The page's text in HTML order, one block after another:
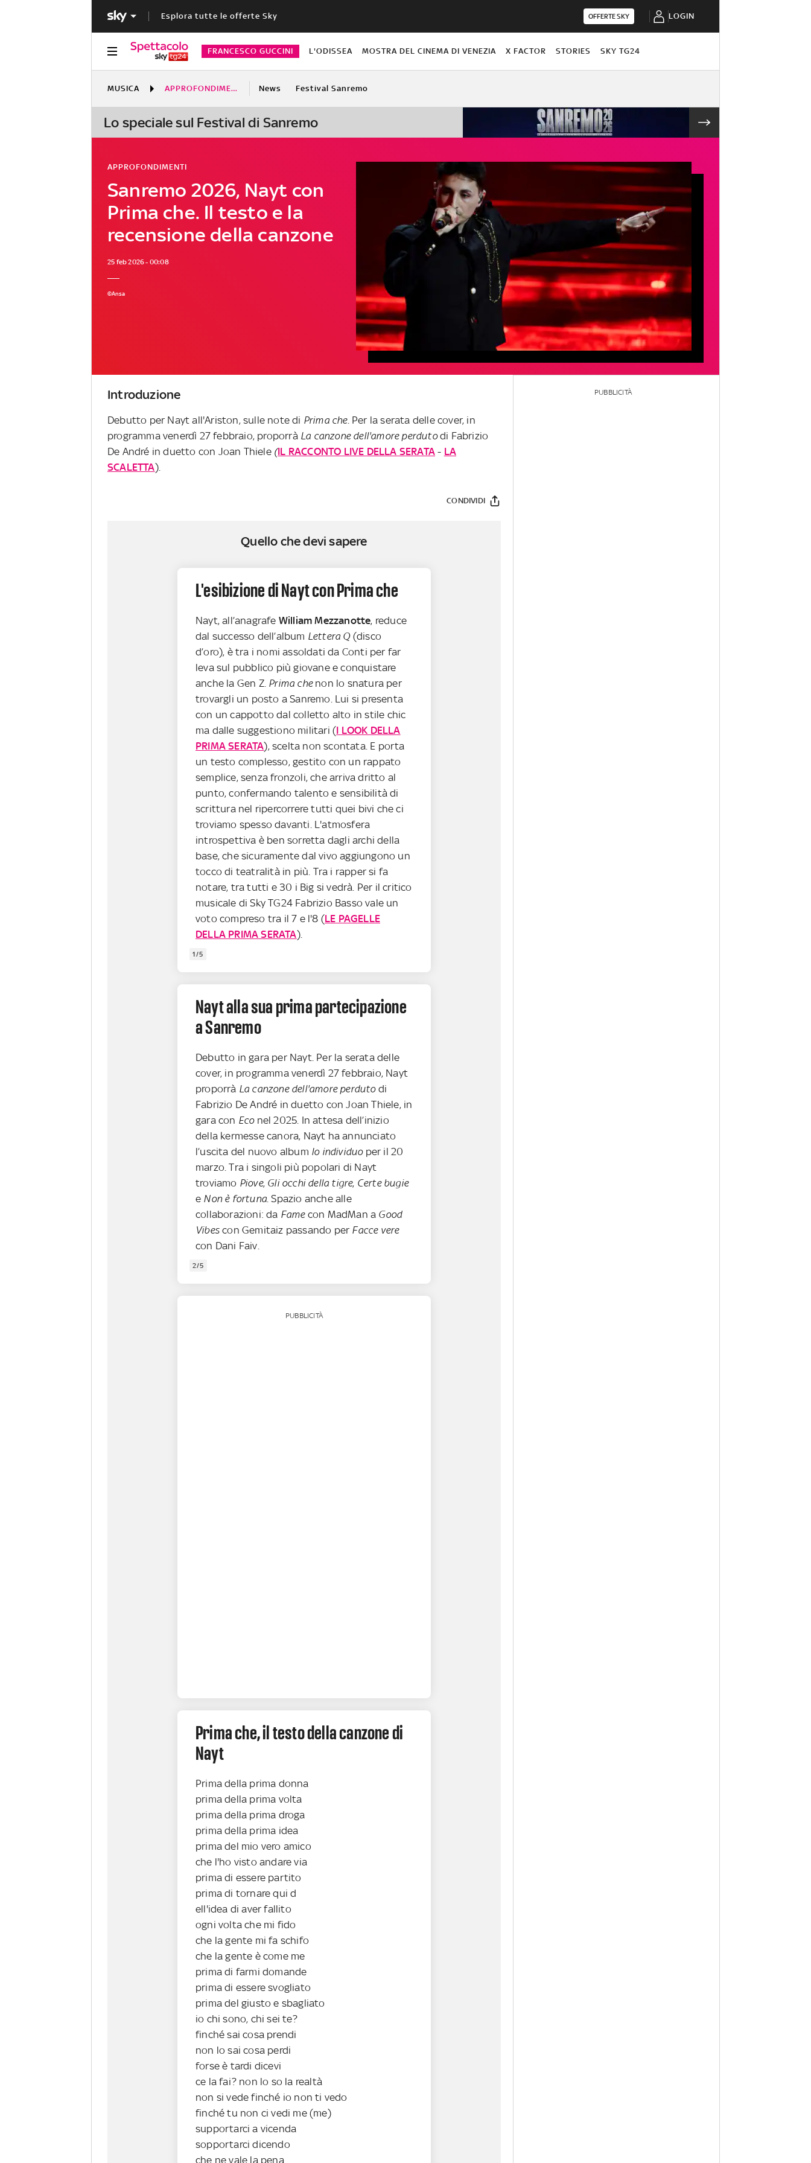
Esplora tutte le offerte Sky OFFERTE SKY LOGIN
FRANCESCO GUCCINI L'ODISSEA MOSTRA DEL CINEMA DI VENEZIA X FACTOR STORIES SKY TG24
MUSICA APPROFONDIMENTI News Festival Sanremo
Lo speciale sul Festival di Sanremo
Sanremo 2026, Nayt con
Prima che. Il testo e la
recensione della canzone
APPROFONDIMENTI
25 feb 2026 - 00:08
©Ansa
Introduzione
Debutto per Nayt all'Ariston, sulle note di Prima che. Per la serata delle cover, in
programma venerdì 27 febbraio, proporrà La canzone dell'amore perdutodi Fabrizio
De André in duetto con Joan Thiele (IL RACCONTO LIVE DELLA SERATA - LA
SCALETTA).
CONDIVIDI
Quello che devi sapere
L'esibizione di Nayt con Prima che
Nayt, all’anagrafe William Mezzanotte, reduce
dal successo dell’album Lettera Q (disco
d’oro), è tra i nomi assoldati da Conti per far
leva sul pubblico più giovane e conquistare
anche la Gen Z. Prima che non lo snatura per
trovargli un posto a Sanremo. Lui si presenta
con un cappotto dal colletto alto in stile chic
ma dalle suggestiono militari (I LOOK DELLA
PRIMA SERATA), scelta non scontata. E porta
un testo complesso, gestito con un rappato
semplice, senza fronzoli, che arriva dritto al
punto, confermando talento e sensibilità di
scrittura nel ripercorrere tutti quei bivi che ci
troviamo spesso davanti. L'atmosfera
introspettiva è ben sorretta dagli archi della
base, che sicuramente dal vivo aggiungono un
tocco di teatralità in più. Tra i rapper si fa
notare, tra tutti e 30 i Big si vedrà. Per il critico
musicale di Sky TG24 Fabrizio Basso vale un
voto compreso tra il 7 e l'8 (LE PAGELLE
DELLA PRIMA SERATA).
1/5
Nayt alla sua prima partecipazione
a Sanremo
Debutto in gara per Nayt. Per la serata delle
cover, in programma venerdì 27 febbraio, Nayt
proporrà La canzone dell'amore perduto di
Fabrizio De André in duetto con Joan Thiele, in
gara con Eco nel 2025. In attesa dell’inizio
della kermesse canora, Nayt ha annunciato
l’uscita del nuovo album Io individuo per il 20
marzo. Tra i singoli più popolari di Nayt
troviamo Piove, Gli occhi della tigre, Certe bugie
e Non è fortuna. Spazio anche alle
collaborazioni: da Fame con MadMan a Good
Vibescon Gemitaiz passando per Facce vere
con Dani Faiv.
2/5
PUBBLICITÀ
Prima che, il testo della canzone di
Nayt
Prima della prima donna
prima della prima volta
prima della prima droga
prima della prima idea
prima del mio vero amico
che l'ho visto andare via
prima di essere partito
prima di tornare qui d
ell'idea di aver fallito
ogni volta che mi fido
che la gente mi fa schifo
che la gente è come me
prima di farmi domande
prima di essere svogliato
prima del giusto e sbagliato
io chi sono, chi sei te?
finché sai cosa prendi
non lo sai cosa perdi
forse è tardi dicevi
ce la fai? non lo so la realtà
non si vede finché io non ti vedo
finché tu non ci vedi me (me)
supportarci a vicenda
sopportarci dicendo
che ne vale la pena
PUBBLICITÀ